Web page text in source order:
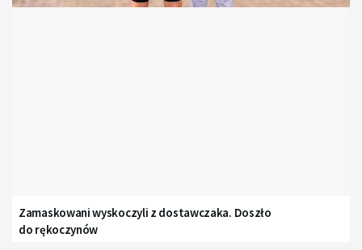
Zamaskowani wyskoczyli z dostawczaka. Doszło
do rękoczynów